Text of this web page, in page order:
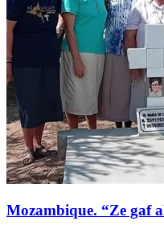
Mozambique. “Ze gaf